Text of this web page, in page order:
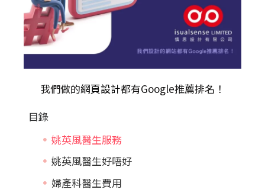
我們做的網頁設計都有Google推薦排名！
目錄
姚英風醫生服務
姚英風醫生好唔好
婦產科醫生費用